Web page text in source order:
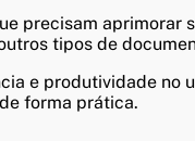
precisam aprimorar
tipos de
e produtividade no
forma prática.